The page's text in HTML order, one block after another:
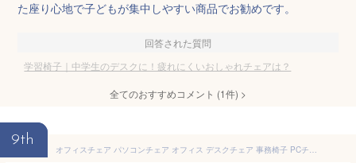
た座り心地で子どもが集中しやすい商品でお勧めです。
回答された質問
学習椅子｜中学生のデスクに！疲れにくいおしゃれチェアは？
全てのおすすめコメント (1件) >
9th
オフィスチェア パソコンチェア オフィス デスクチェア 事務椅子 PCチェア ワークチェア 椅子 チェア ハイバック おしゃれ 在宅 ゲーミングチェア 疲れにくい 学習椅子 高校生 中学生 勉強椅子